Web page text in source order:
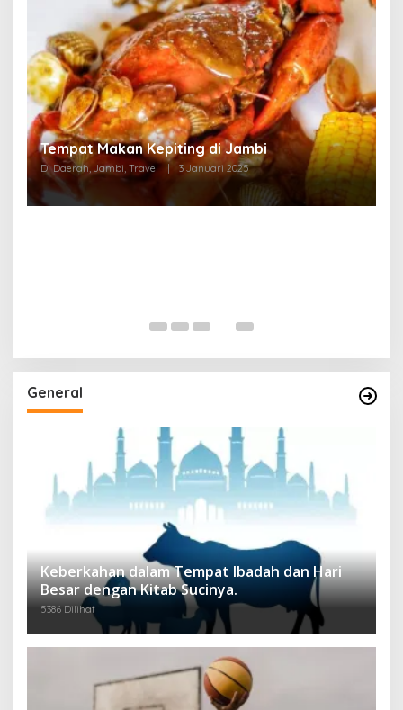
Tempat Makan di Thehok Jambi
Di Daerah, Jambi, Travel 3 Januari 2025
General
Keberkahan dalam Tempat Ibadah dan Hari
Besar dengan Kitab Sucinya.
5386 Dilihat